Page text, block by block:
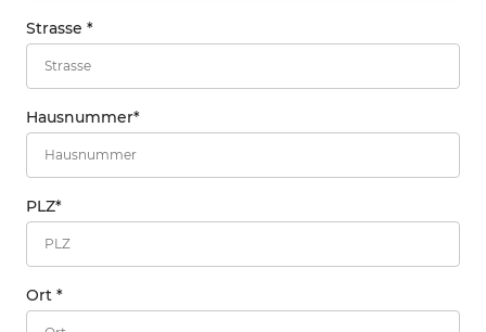
Strasse *
Hausnummer*
PLZ*
Ort *